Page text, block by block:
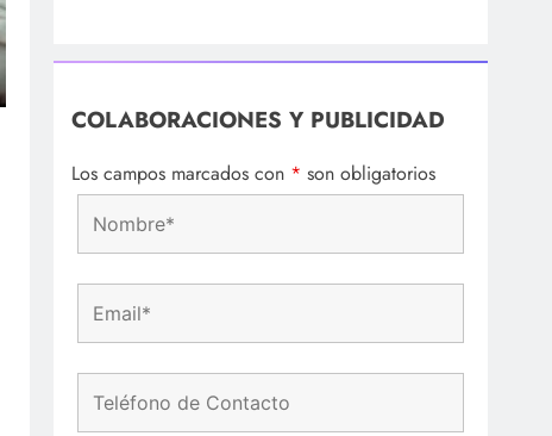
COLABORACIONES Y PUBLICIDAD
Los campos marcados con * son obligatorios